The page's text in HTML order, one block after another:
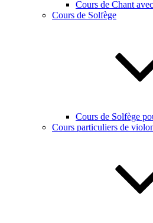
Cours de Chant
Cours de Solfège
Cours de Solfège
Cours particuliers de